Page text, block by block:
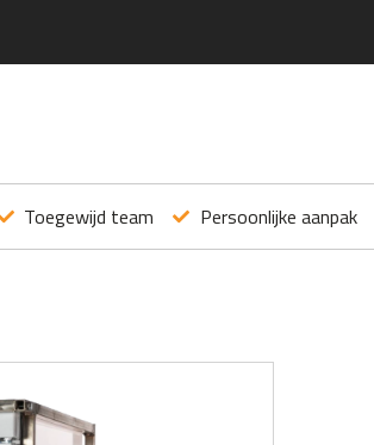
Toegewijd team Persoonlijke aanpak